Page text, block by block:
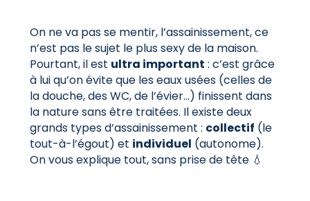
On ne va pas se mentir, l’assainissement, ce
n’est pas le sujet le plus sexy de la maison.
Pourtant, il est ultra important : c’est grâce
à lui qu’on évite que les eaux usées (celles de
la douche, des WC, de l’évier…) finissent dans
la nature sans être traitées. Il existe deux
grands types d’assainissement : collectif (le
tout-à-l’égout) et individuel (autonome).
On vous explique tout, sans prise de tête 💧